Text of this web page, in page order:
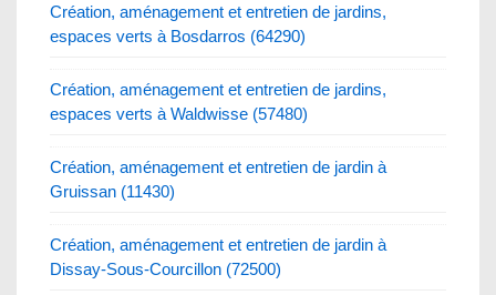
Création, aménagement et entretien de jardins,
espaces verts à Bosdarros (64290)
Création, aménagement et entretien de jardins,
espaces verts à Waldwisse (57480)
Création, aménagement et entretien de jardin à
Gruissan (11430)
Création, aménagement et entretien de jardin à
Dissay-Sous-Courcillon (72500)